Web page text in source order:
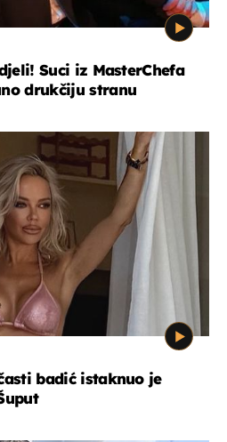
Suci iz MasterChefa
drukčiju stranu
badić istaknuo je